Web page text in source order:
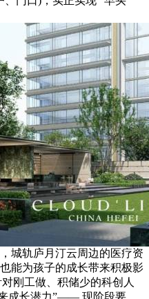
城轨庐月汀云周边的医疗资
能为孩子的成长带来积极影
刚工做、积储少的科创人
成长潜力”—— 现阶段要